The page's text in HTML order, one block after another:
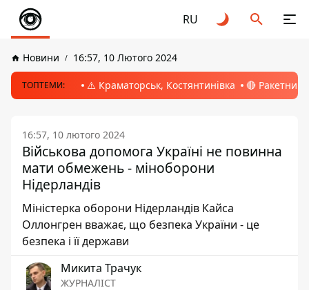
RU
Новини 16:57, 10 Лютого 2024
ТОПТЕМИ: ⚠️ Краматорськ, Костянтинівка 🔴 Ракетний
16:57, 10 лютого 2024
Військова допомога Україні не повинна
мати обмежень - міноборони
Нідерландів
Міністерка оборони Нідерландів Кайса
Оллонгрен вважає, що безпека України - це
безпека і її держави
Микита Трачук
ЖУРНАЛІСТ